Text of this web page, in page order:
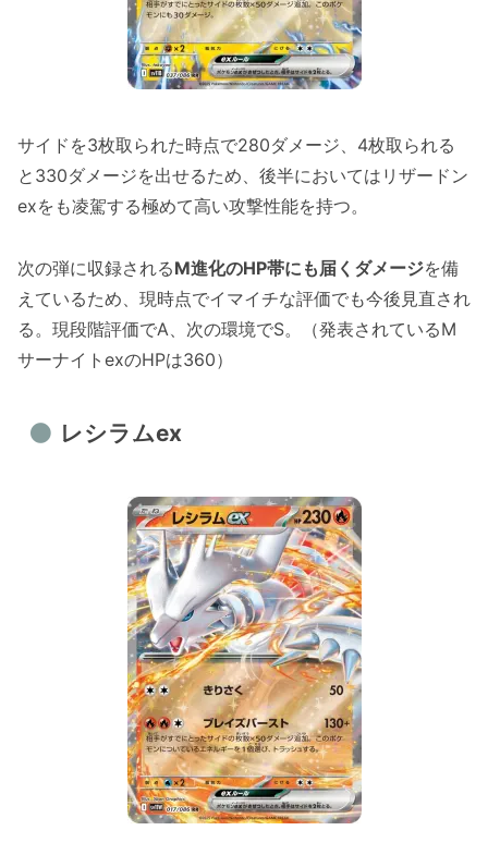
サイドを3枚取られた時点で280ダメージ、4枚取られる
と330ダメージを出せるため、後半においてはリザードン
exをも凌駕する極めて高い攻撃性能を持つ。
次の弾に収録されるM進化のHP帯にも届くダメージを備
えているため、現時点でイマイチな評価でも今後見直され
る。現段階評価でA、次の環境でS。（発表されているM
サーナイトexのHPは360）
レシラムex